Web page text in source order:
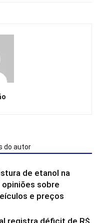
do autor
de etanol na
opiniões sobre
e preços
registra déficit de R$